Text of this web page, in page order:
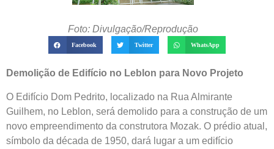
Foto: Divulgação/Reprodução
Facebook Twitter WhatsApp
Demolição de Edifício no Leblon para Novo Projeto
O Edifício Dom Pedrito, localizado na Rua Almirante
Guilhem, no Leblon, será demolido para a construção de um
novo empreendimento da construtora Mozak. O prédio atual,
símbolo da década de 1950, dará lugar a um edifício